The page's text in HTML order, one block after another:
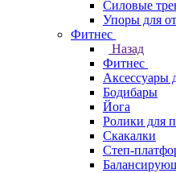
Силовые
Упоры для
Фитнес
Назад
Фитнес
Аксессуары
Бодибары
Йога
Ролики для
Скакалки
Степ-